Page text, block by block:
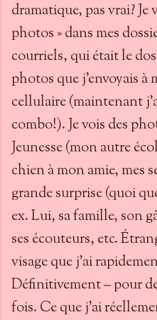
dramatique, pas vrai?
photos » dans mes
courriels, qui était le
photos que j’envoyais à
cellulaire (maintenant
combo!). Je vois des
Jeunesse (mon autre
chien à mon amie, mes
grande surprise (quoi
ex. Lui, sa famille, son
ses écouteurs, etc.
visage que j’ai
Définitivement – pour
fois. Ce que j’ai